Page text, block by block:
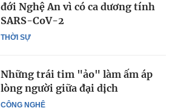
THỜI SỰ
đới Nghệ An vì có ca dương tính
SARS-CoV-2
CÔNG NGHỆ
Những trái tim "ảo" làm ấm áp
lòng người giữa đại dịch